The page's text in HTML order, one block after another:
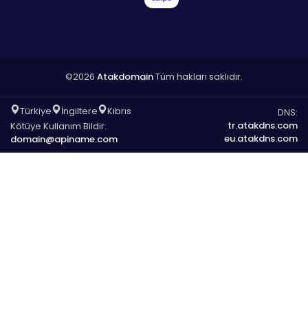
©2026 AtakdomainTüm hakları saklıdır.
Türkiye İngiltere
Kıbrıs
Kötüye Kullanım Bildir:
domain@apiname.com
DNS:
tr.atakdns.com
eu.atakdns.com